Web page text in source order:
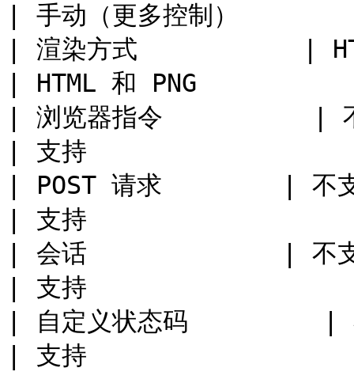
| 手动（更多控制）
| 渲染方式           |
| HTML 和 PNG
| 浏览器指令          |
| 支持
| POST 请求        | 不
| 支持
| 会话             | 不
| 支持
| 自定义状态码         |
| 支持